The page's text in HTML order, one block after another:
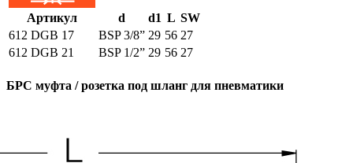
Артикул d d1 L SW
612 DGB 17
BSP 3/8” 29 56 27
612 DGB 21
BSP 1/2” 29 56 27
БРС муфта / розетка под шланг для пневматики